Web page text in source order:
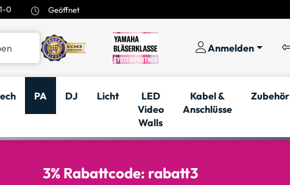
0 Geöffnet
Anmelden
PA DJ Licht
LED
Video
Walls
Kabel &
Anschlüsse
Zubehör
3% Rabattcode: rabatt3